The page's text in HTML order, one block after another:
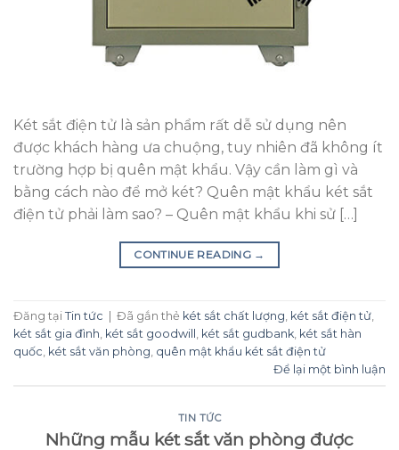
Két sắt điện tử là sản phẩm rất dễ sử dụng nên
được khách hàng ưa chuộng, tuy nhiên đã không ít
trường hợp bị quên mật khẩu. Vậy cần làm gì và
bằng cách nào để mở két? Quên mật khẩu két sắt
điện tử phải làm sao? – Quên mật khẩu khi sử […]
CONTINUE READING →
Đăng tại Tin tức | Đã gắn thẻ két sắt chất lượng két sắt điện tử
két sắt gia đình két sắt goodwill két sắt gudbank két sắt hàn
quốc két sắt văn phòng quên mật khẩu két sắt điện tử
Để lại một bình luận
TIN TỨC
Những mẫu két sắt văn phòng được